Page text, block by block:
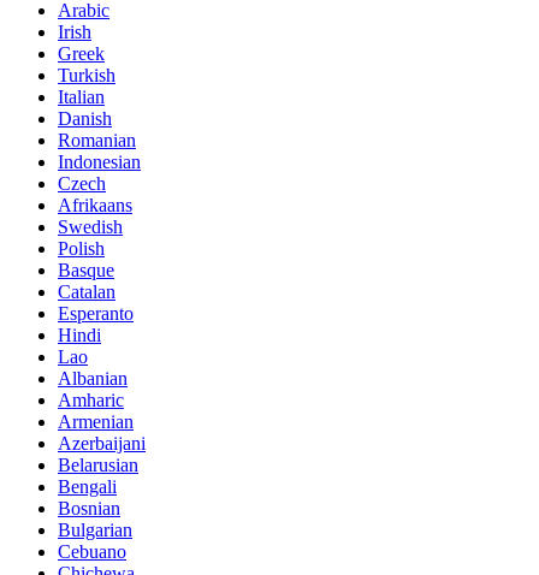
Arabic
Irish
Greek
Turkish
Italian
Danish
Romanian
Indonesian
Czech
Afrikaans
Swedish
Polish
Basque
Catalan
Esperanto
Hindi
Lao
Albanian
Amharic
Armenian
Azerbaijani
Belarusian
Bengali
Bosnian
Bulgarian
Cebuano